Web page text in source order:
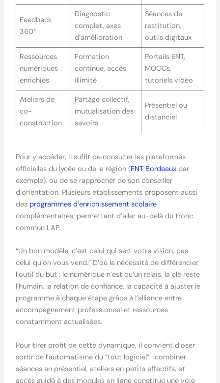
Feedback
360°
Diagnostic
complet, axes
d’amélioration
Séances de
restitution,
outils digitaux
Ressources
numériques
enrichies
Formation
continue, accès
illimité
Portails ENT,
MOOCs,
tutoriels vidéo
Ateliers de
co-
construction
Partage collectif,
mutualisation des
savoirs
Présentiel ou
distanciel
Pour y accéder, il suffit de consulter les plateformes
officielles du lycée ou de la région (ENT Bordeauxpar
exemple), ou de se rapprocher de son conseiller
d’orientation. Plusieurs établissements proposent aussi
des programmes d’enrichissement scolaire
complémentaires, permettant d’aller au-delà du tronc
commun LAP.
“Un bon modèle, c’est celui qui sert votre vision, pas
celui qu’on vous vend.” D’où la nécessité de différencier
l’outil du but : le numérique n’est qu’un relais, la clé reste
l’humain, la relation de confiance, la capacité à ajuster le
programme à chaque étape grâce à l’alliance entre
accompagnement professionnel et ressources
constamment actualisées.
Pour tirer profit de cette dynamique, il convient d’oser
sortir de l’automatisme du “tout logiciel” : combiner
séances en présentiel, ateliers en petits effectifs, et
accès guidé à des modules en ligne constitue une voie